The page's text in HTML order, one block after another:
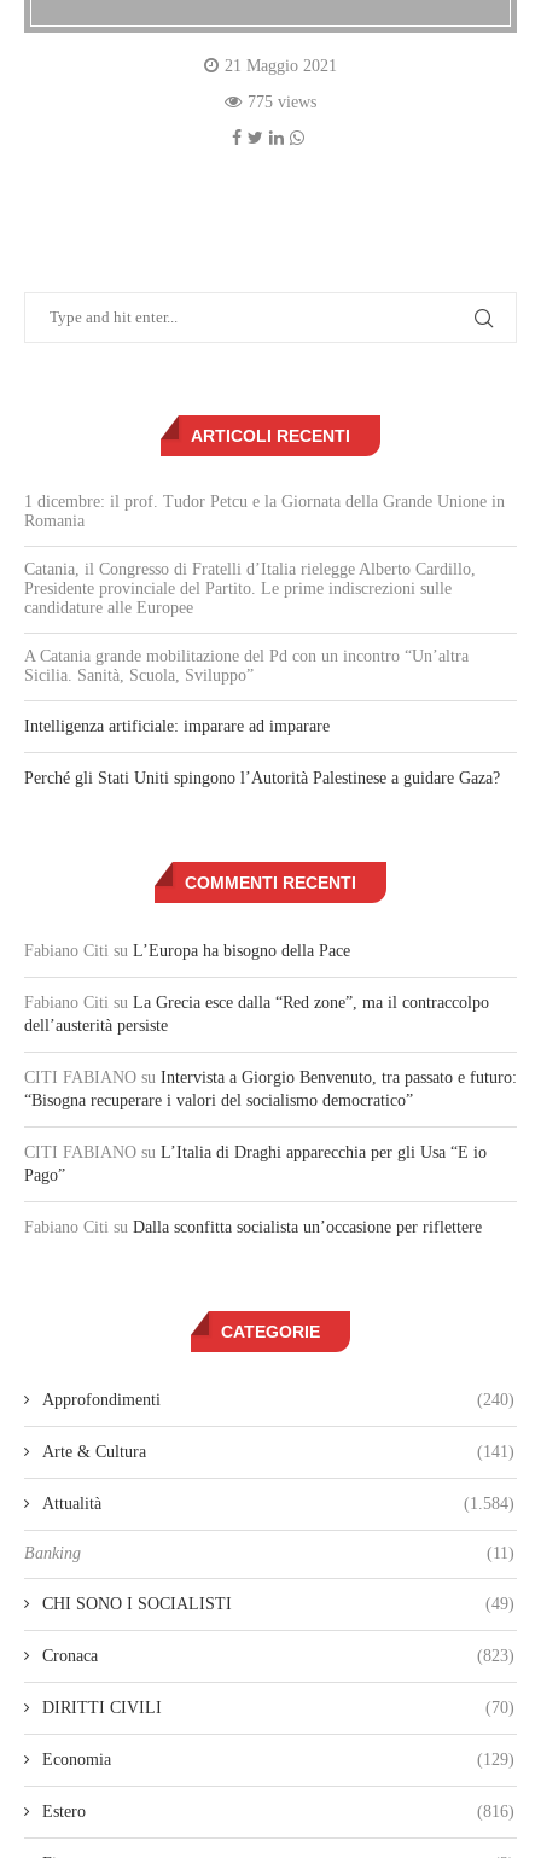
21 Maggio 2021
775 views
ARTICOLI RECENTI
1 dicembre: il prof. Tudor Petcu e la Giornata della Grande Unione in
Romania
Catania, il Congresso di Fratelli d’Italia rielegge Alberto Cardillo,
Presidente provinciale del Partito. Le prime indiscrezioni sulle
candidature alle Europee
A Catania grande mobilitazione del Pd con un incontro “Un’altra
Sicilia. Sanità, Scuola, Sviluppo”
Intelligenza artificiale: imparare ad imparare
Perché gli Stati Uniti spingono l’Autorità Palestinese a guidare Gaza?
COMMENTI RECENTI
Fabiano Citi su L’Europa ha bisogno della Pace
Fabiano Citi su La Grecia esce dalla “Red zone”, ma il contraccolpo
dell’austerità persiste
CITI FABIANO su Intervista a Giorgio Benvenuto, tra passato e futuro:
“Bisogna recuperare i valori del socialismo democratico”
CITI FABIANO su L’Italia di Draghi apparecchia per gli Usa “E io
Pago”
Fabiano Citi su Dalla sconfitta socialista un’occasione per riflettere
CATEGORIE
Approfondimenti (240)
Arte & Cultura (141)
Attualità (1.584)
Banking (11)
CHI SONO I SOCIALISTI (49)
Cronaca (823)
DIRITTI CIVILI (70)
Economia (129)
Estero (816)